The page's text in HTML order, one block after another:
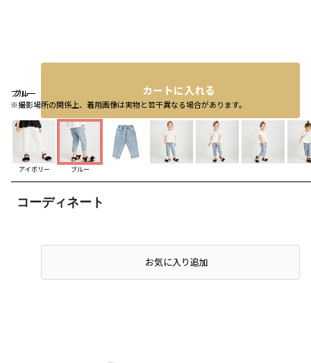
ブルー
※撮影場所の関係上、着用画像は実物と若干異なる場合があります。
ブルー
ブルー
アイボリー ブルー
コーディネート
カートに入れる
店頭在庫を確認するお気に入り追加